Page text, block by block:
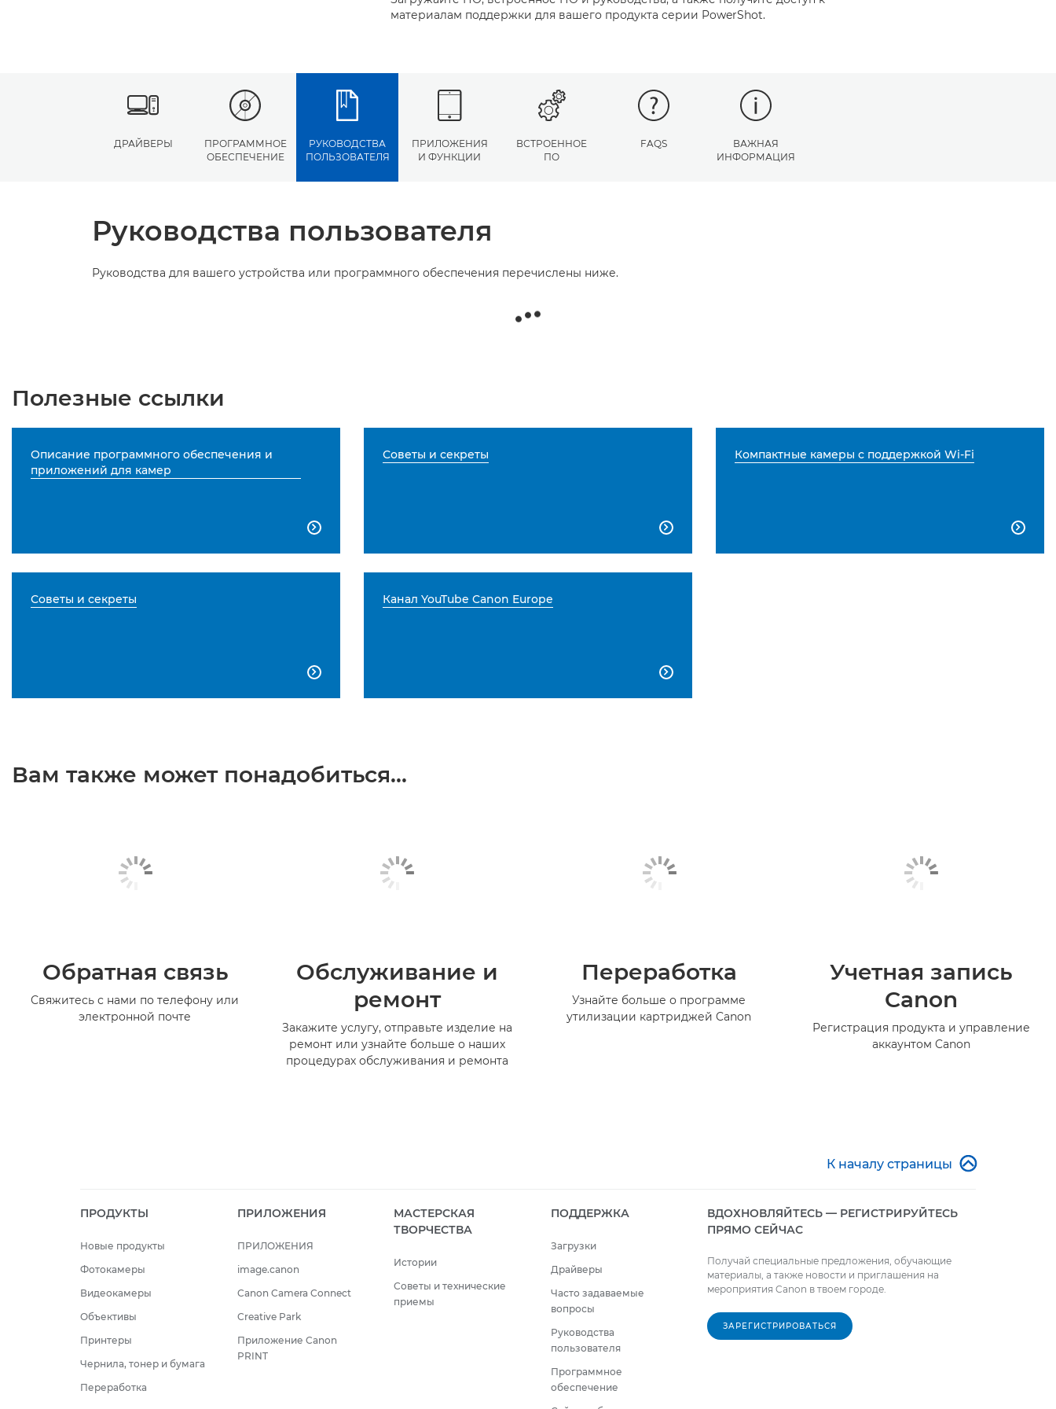
материалам поддержки для вашего продукта серии PowerShot.
ДРАЙВЕРЫ
ПРОГРАММНОЕ
ОБЕСПЕЧЕНИЕ
РУКОВОДСТВА
ПОЛЬЗОВАТЕЛЯ
ПРИЛОЖЕНИЯ
И ФУНКЦИИ
ВСТРОЕННОЕ
ПО
FAQS
ВАЖНАЯ
ИНФОРМАЦИЯ
Руководства пользователя
Руководства для вашего устройства или программного обеспечения перечислены ниже.
Полезные ссылки
Описание программного обеспечения и
приложений для камер

Советы и секреты

Компактные камеры с поддержкой Wi-Fi

Советы и секреты

Канал YouTube Canon Europe

Вам также может понадобиться...
Обратная связь
Свяжитесь с нами по телефону или
электронной почте
Обслуживание и
ремонт
Закажите услугу, отправьте изделие на
ремонт или узнайте больше о наших
процедурах обслуживания и ремонта
Переработка
Узнайте больше о программе
утилизации картриджей Canon
Учетная запись
Canon
Регистрация продукта и управление
аккаунтом Canon
К началу страницы 
ПРОДУКТЫ
Новые продукты
Фотокамеры
Видеокамеры
Объективы
Принтеры
Чернила, тонер и бумага
Переработка
ПРИЛОЖЕНИЯ
ПРИЛОЖЕНИЯ
image.canon
Canon Camera Connect
Creative Park
Приложение Canon
PRINT
МАСТЕРСКАЯ
ТВОРЧЕСТВА
Истории
Советы и технические
приемы
ПОДДЕРЖКА
Загрузки
Драйверы
Часто задаваемые
вопросы
Руководства
пользователя
Программное
обеспечение
ВДОХНОВЛЯЙТЕСЬ — РЕГИСТРИРУЙТЕСЬ
ПРЯМО СЕЙЧАС
Получай специальные предложения, обучающие
материалы, а также новости и приглашения на
мероприятия Canon в твоем городе.
ЗАРЕГИСТРИРОВАТЬСЯ